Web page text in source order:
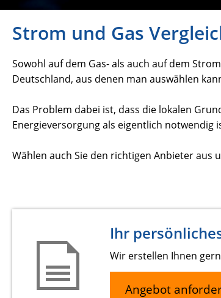
Strom und Gas
Sowohl auf dem Gas- als auch auf dem
Deutschland, aus denen man auswählen
Das Problem dabei ist, dass die lokalen
Energieversorgung als eigentlich notwendig
Wählen auch Sie den richtigen Anbieter aus
Ihr
Wir erstellen Ihnen
Angebot